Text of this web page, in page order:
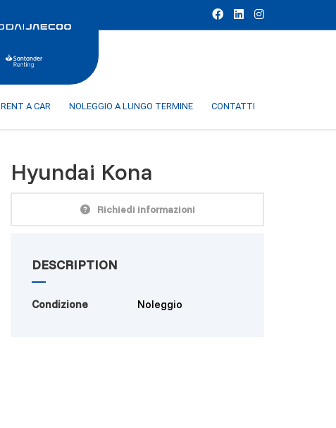
RENT A CAR NOLEGGIO A LUNGO TERMINE CONTATTI
Hyundai Kona
Richiedi informazioni
DESCRIPTION
Condizione Noleggio